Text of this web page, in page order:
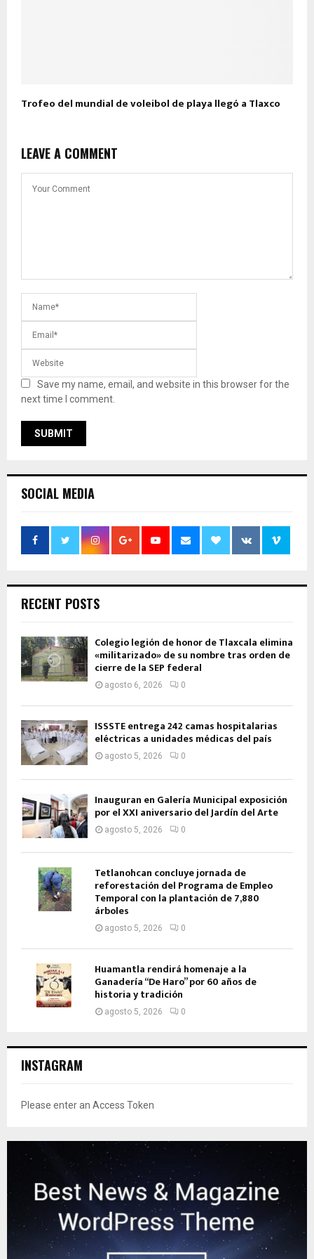
Trofeo del mundial de voleibol de playa llegó a Tlaxco
LEAVE A COMMENT
Save my name, email, and website in this browser for the
next time I comment.
SOCIAL MEDIA
RECENT POSTS
Colegio legión de honor de Tlaxcala elimina
«militarizado» de su nombre tras orden de
cierre de la SEP federal
agosto 6, 2026 0
ISSSTE entrega 242 camas hospitalarias
eléctricas a unidades médicas del país
agosto 5, 2026 0
Inauguran en Galería Municipal exposición
por el XXI aniversario del Jardín del Arte
agosto 5, 2026 0
Tetlanohcan concluye jornada de
reforestación del Programa de Empleo
Temporal con la plantación de 7,880
árboles
agosto 5, 2026 0
Huamantla rendirá homenaje a la
Ganadería “De Haro” por 60 años de
historia y tradición
agosto 5, 2026 0
INSTAGRAM
Please enter an Access Token